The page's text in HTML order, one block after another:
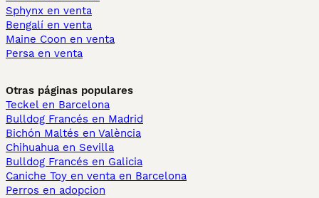
Sphynx en venta
Bengalí en venta
Maine Coon en venta
Persa en venta
Otras páginas populares
Teckel en Barcelona
Bulldog Francés en Madrid
Bichón Maltés en València
Chihuahua en Sevilla
Bulldog Francés en Galicia
Caniche Toy en venta en Barcelona
Perros en adopcion